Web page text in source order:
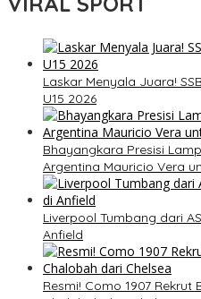
Laskar Menyala Juara!
U15 2026
Bhayangkara Presisi
Argentina Mauricio Vera
Liverpool Tumbang dari
Anfield
Resmi! Como 1907 Rekrut